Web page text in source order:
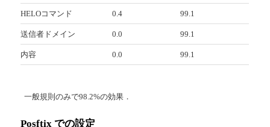
HELOコマンド 0.4 99.1
送信者ドメイン 0.0 99.1
内容 0.0 99.1
一般規則のみで98.2%の効果．
Posftix での設定